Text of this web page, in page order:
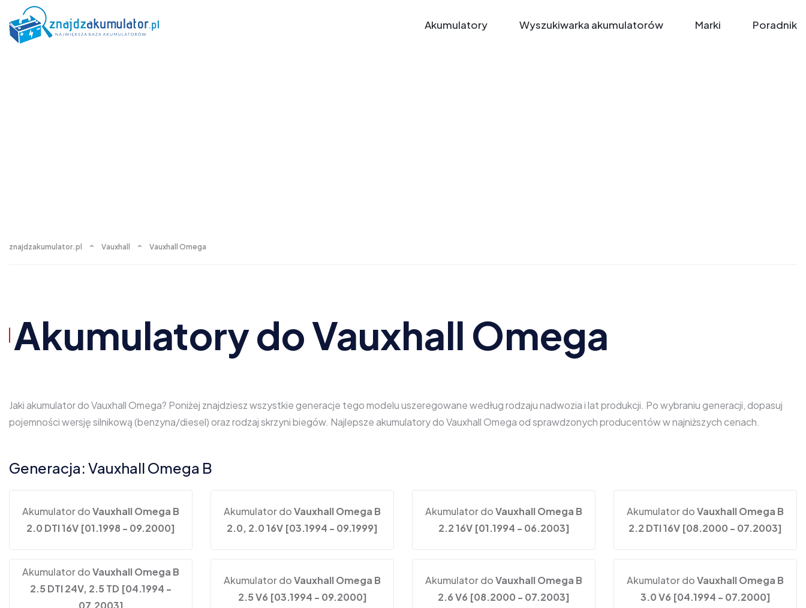
Akumulatory Wyszukiwarka akumulatorów Marki Poradnik
znajdzakumulator.pl Vauxhall Vauxhall Omega
Akumulatory do Vauxhall Omega
Jaki akumulator do Vauxhall Omega? Poniżej znajdziesz wszystkie generacje tego modelu uszeregowane według rodzaju nadwozia i lat produkcji. Po wybraniu generacji, dopasuj
pojemności wersję silnikową (benzyna/diesel) oraz rodzaj skrzyni biegów. Najlepsze akumulatory do Vauxhall Omega od sprawdzonych producentów w najniższych cenach.
Generacja: Vauxhall Omega B
Akumulator doVauxhall Omega B
2.0 DTI 16V [01.1998 - 09.2000]
Akumulator doVauxhall Omega B
2.0, 2.0 16V [03.1994 - 09.1999]
Akumulator doVauxhall Omega B
2.2 16V [01.1994 - 06.2003]
Akumulator doVauxhall Omega B
2.2 DTI 16V [08.2000 - 07.2003]
Akumulator doVauxhall Omega B
2.5 DTI 24V, 2.5 TD [04.1994 -
07.2003]
Akumulator doVauxhall Omega B
2.5 V6 [03.1994 - 09.2000]
Akumulator doVauxhall Omega B
2.6 V6 [08.2000 - 07.2003]
Akumulator doVauxhall Omega B
3.0 V6 [04.1994 - 07.2000]